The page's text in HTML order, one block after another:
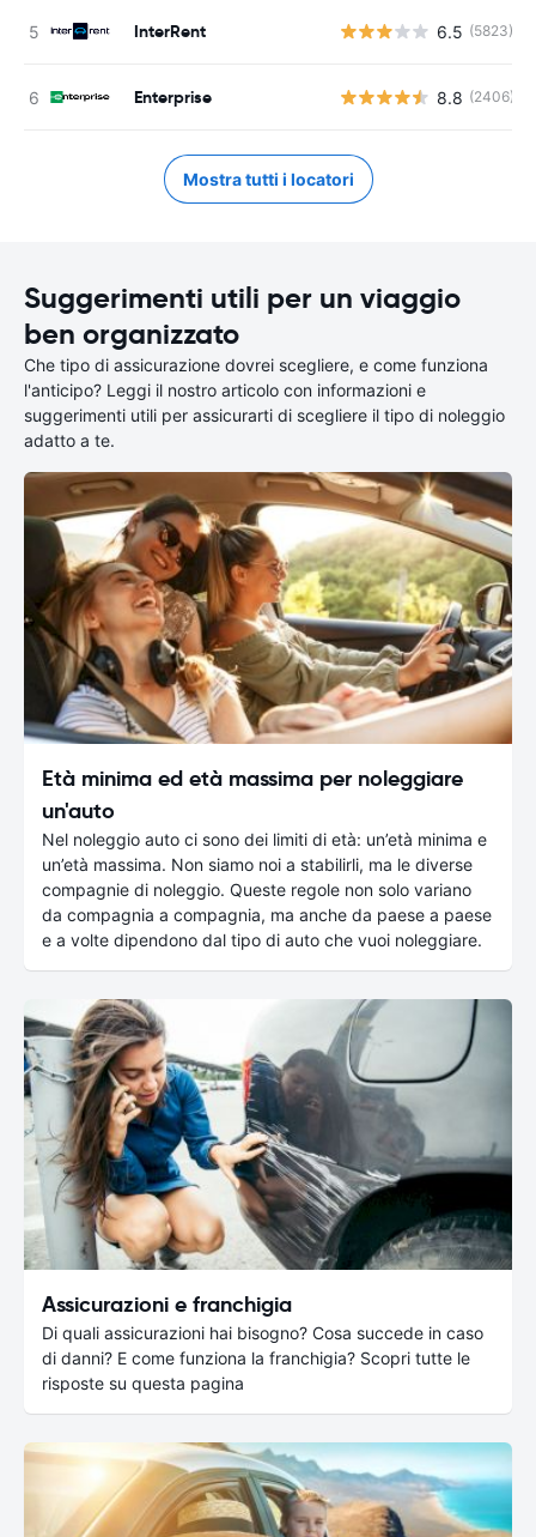
InterRent 6.5 (5823)
Enterprise 8.8 (2406)
Mostra tutti i locatori
Suggerimenti utili per un viaggio
ben organizzato
Che tipo di assicurazione dovrei scegliere, e come funziona
l'anticipo? Leggi il nostro articolo con informazioni e
suggerimenti utili per assicurarti di scegliere il tipo di noleggio
adatto a te.
Età minima ed età massima per noleggiare
un'auto
Nel noleggio auto ci sono dei limiti di età: un’età minima e
un’età massima. Non siamo noi a stabilirli, ma le diverse
compagnie di noleggio. Queste regole non solo variano
da compagnia a compagnia, ma anche da paese a paese
e a volte dipendono dal tipo di auto che vuoi noleggiare.
Assicurazioni e franchigia
Di quali assicurazioni hai bisogno? Cosa succede in caso
di danni? E come funziona la franchigia? Scopri tutte le
risposte su questa pagina